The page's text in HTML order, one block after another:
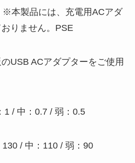
※本製品には、充電用ACアダ
りません。PSE
USB ACアダプターをご使用
1 / 中：0.7 / 弱：0.5
/ 中：110 / 弱：90